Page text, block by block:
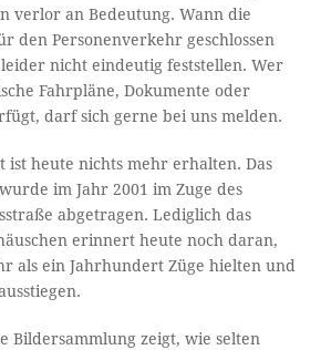
verlor an Bedeutung. Wann die
den Personenverkehr geschlossen
nicht eindeutig feststellen. Wer
Fahrpläne, Dokumente oder
darf sich gerne bei uns melden.
ist heute nichts mehr erhalten. Das
im Jahr 2001 im Zuge des
abgetragen. Lediglich das
erinnert heute noch daran,
als ein Jahrhundert Züge hielten und
Bildersammlung zeigt, wie selten